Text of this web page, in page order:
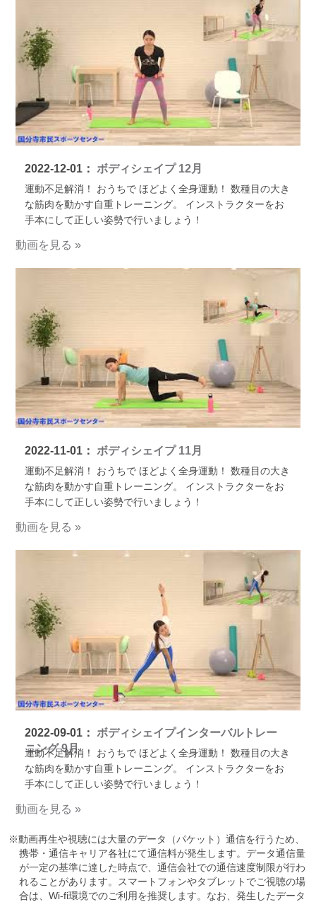
2022-12-01： ボディシェイプ 12月
運動不足解消！ おうちで ほどよく全身運動！ 数種目の大き
な筋肉を動かす自重トレーニング。 インストラクターをお
手本にして正しい姿勢で行いましょう！
動画を見る »
2022-11-01： ボディシェイプ 11月
運動不足解消！ おうちで ほどよく全身運動！ 数種目の大き
な筋肉を動かす自重トレーニング。 インストラクターをお
手本にして正しい姿勢で行いましょう！
動画を見る »
2022-09-01：
ボディシェイプインターバルトレー
ニング 9月
運動不足解消！ おうちで ほどよく全身運動！ 数種目の大き
な筋肉を動かす自重トレーニング。 インストラクターをお
手本にして正しい姿勢で行いましょう！
動画を見る »
※動画再生や視聴には大量のデータ（パケット）通信を行うため、
携帯・通信キャリア各社にて通信料が発生します。データ通信量
が一定の基準に達した時点で、通信会社での通信速度制限が行わ
れることがあります。スマートフォンやタブレットでご視聴の場
合は、Wi-fi環境でのご利用を推奨します。なお、発生したデータ